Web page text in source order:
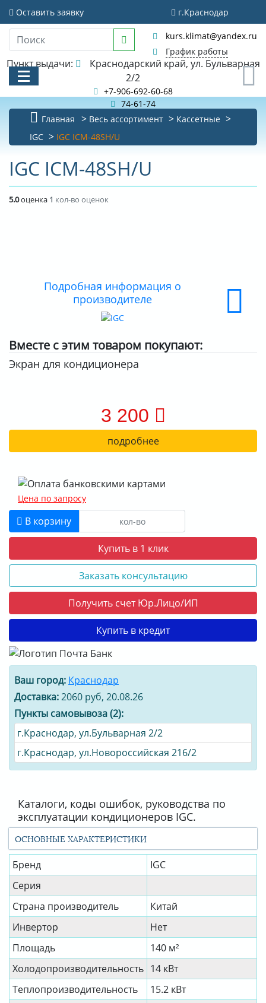
Оставить заявку г.Краснодар
kurs.klimat@yandex.ru
График работы
Пункт выдачи:
2/2
+7-906-692-60-68
74-61-74
КАТАЛОГ
АКЦИИ И РАСПРОДАЖИ
БИБЛИОТЕКА
ДОСТАВКА
Главная Весь ассортимент
Кассетные
IGC
IGC ICM-48SH/U
IGC ICM-48SH/U
5.0оценка 1 кол-во оценок
Подробная информация о
производителе
Вместе с этим товаром покупают:
Экран для кондиционера
3 200
подробнее
ОСНОВНЫЕ ХАРАКТЕРИСТИКИ
Бренд
IGC
Серия
Страна производитель
Китай
Инвертор
Нет
Площадь
140 м²
Холодопроизводительность 14 кВт
Теплопроизводительность
15.2 кВт
Цена по запросу
В корзину
Купить в 1 клик
Заказать консультацию
Получить счет Юр.Лицо/ИП
Купить в кредит
Ваш город: Краснодар
Доставка:2060 руб, 20.08.26
Пункты самовывоза (2):
г.Краснодар, ул.Бульварная 2/2
г.Краснодар, ул.Новороссийская 216/2
Каталоги, коды ошибок, руководства по
эксплуатации кондиционеров IGC.